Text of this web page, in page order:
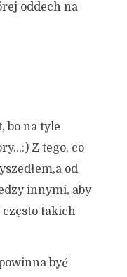
oddech na
bo na tyle
Z tego, co
od
innymi, aby
często takich
być